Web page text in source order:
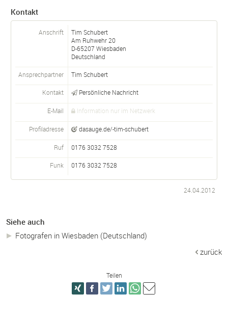
Kontakt
Anschrift
Tim Schubert
Am Ruhwehr 20
D-65207 Wiesbaden
Deutschland
Ansprechpartner Tim Schubert
Kontakt Persönliche Nachricht
E-Mail Information nur im Netzwerk
Profiladresse dasauge.de/-tim-schubert
Ruf 0176 3032 7528
Funk 0176 3032 7528
24.04.2012
Siehe auch
Fotografen in Wiesbaden (Deutschland)
zurück
Teilen